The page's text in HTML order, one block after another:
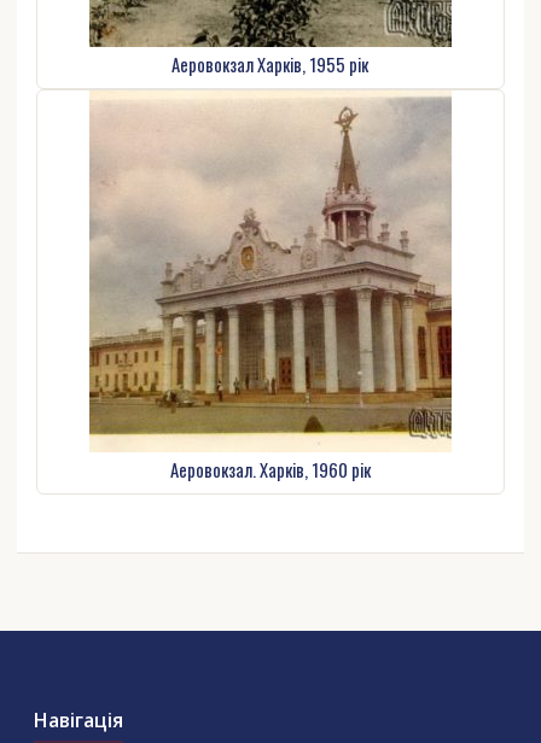
Аеровокзал Харків, 1955 рік
Аеровокзал. Харків, 1960 рік
Навігація